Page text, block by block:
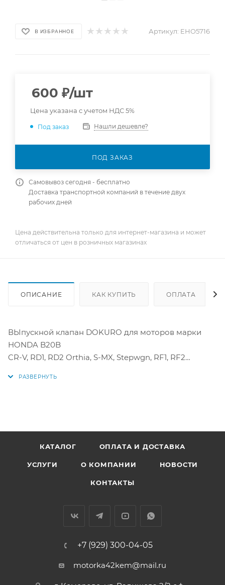
В ИЗБРАННОЕ Артикул: EHO5716
600 ₽/шт
Цена указана с учетом НДС 5%
Под заказ Нашли дешевле?
ПОД ЗАКАЗ
Самовывоз сегодня - бесплатно
Доставка транспортной компаний в течение двух
рабочих дней
Цена действительна только для интернет-магазина и может
отличаться от цен в розничных магазинах
ОПИСАНИЕ КАК КУПИТЬ ОПЛАТА
ВЫпускной клапан DOKURO для моторов марки
HONDA B20B
CR-V, RD1, RD2 Orthia, S-MX, Stepwgn, RF1, RF2
КАТАЛОГ ОПЛАТА И ДОСТАВКА
УСЛУГИ О КОМПАНИИ НОВОСТИ
КОНТАКТЫ
+7 (929) 300-04-05
motorka42kem@mail.ru